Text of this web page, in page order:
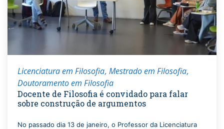
Licenciatura em Filosofia Mestrado em Filosofia
Doutoramento em Filosofia
Docente de Filosofia é convidado para falar
sobre construção de argumentos
No passado dia 13 de janeiro, o Professor da Licenciatura